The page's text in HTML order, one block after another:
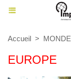
Accueil > MONDE
EUROPE